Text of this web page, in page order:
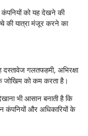
कंपनियों को यह देखने की
की यात्रा मंजूर करने का
दस्तावेज गलतफहमी, अभिरक्षा
जोखिम को कम करता है।
भी आसान बनाती है कि
कंपनियों और अधिकारियों के